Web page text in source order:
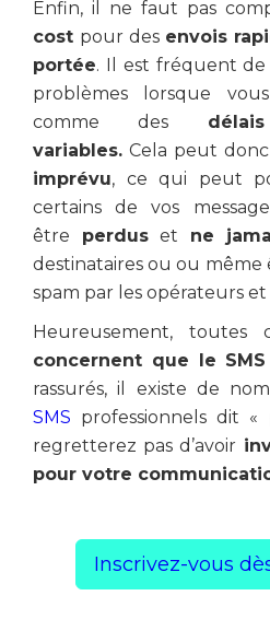
Enfin, il ne faut pas
cost pour des envois
portée. Il est fréquent
problèmes lorsque
comme des
variables. Cela peut
imprévu, ce qui peut
certains de vos
être perduset ne
destinataires ou ou
spam par les opérateurs
Heureusement, toutes
concernent que le
rassurés, il existe de
SMS professionnels dit
regretterez pas d’avoir
pour votre
Inscrivez-vous